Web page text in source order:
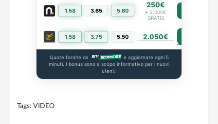
1.58 3.65 5.60
250€
+ 2.000€
GRATIS
1.58 3.75 5.50 2.050€
Quote fornite da
e aggiornate ogni 5
minuti. I bonus sono a scopo informativo per i nuovi
utenti.
Tags: VIDEO